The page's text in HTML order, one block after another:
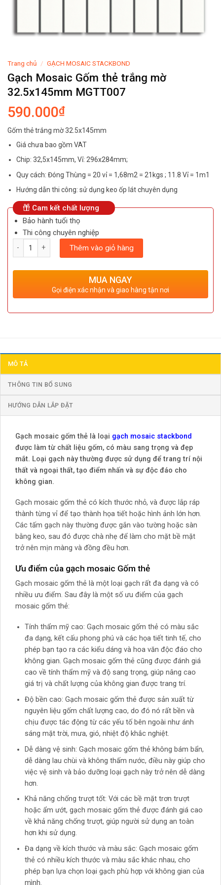
Trang chủ / GẠCH MOSAIC STACKBOND
Gạch Mosaic Gốm thẻ trắng mờ
32.5x145mm MGTT007
590.000₫
Gốm thẻ trắng mờ 32.5x145mm
Giá chưa bao gồm VAT
Chip: 32,5x145mm, Vỉ: 296x284mm;
Quy cách: Đóng Thùng = 20 vỉ = 1,68m2 = 21kgs ; 11.8 Vỉ = 1m1
Hướng dẫn thi công: sử dụng keo ốp lát chuyên dụng
Cam kết chất lượng
Bảo hành tuổi thọ
Thi công chuyên nghiệp
Thêm vào giỏ hàng
MUA NGAY
Gọi điện xác nhận và giao hàng tận nơi
MÔ TẢ
THÔNG TIN BỔ SUNG
HƯỚNG DẪN LẮP ĐẶT
Gạch mosaic gốm thẻ là loại gạch mosaic stackbond
được làm từ chất liệu gốm, có màu sang trọng và đẹp
mắt. Loại gạch này thường được sử dụng để trang trí nội
thất và ngoại thất, tạo điểm nhấn và sự độc đáo cho
không gian.
Gạch mosaic gốm thẻ có kích thước nhỏ, và được lắp ráp
thành từng vỉ để tạo thành họa tiết hoặc hình ảnh lớn hơn.
Các tấm gạch này thường được gắn vào tường hoặc sàn
bằng keo, sau đó được chà nhẹ để làm cho mặt bề mặt
trở nên mịn màng và đồng đều hơn.
Ưu điểm của gạch mosaic Gốm thẻ
Gạch mosaic gốm thẻ là một loại gạch rất đa dạng và có
nhiều ưu điểm. Sau đây là một số ưu điểm của gạch
mosaic gốm thẻ:
Tính thẩm mỹ cao: Gạch mosaic gốm thẻ có màu sắc
đa dạng, kết cấu phong phú và các họa tiết tinh tế, cho
phép bạn tạo ra các kiểu dáng và hoa văn độc đáo cho
không gian. Gạch mosaic gốm thẻ cũng được đánh giá
cao về tính thẩm mỹ và độ sang trọng, giúp nâng cao
giá trị và chất lượng của không gian được trang trí.
Độ bền cao: Gạch mosaic gốm thẻ được sản xuất từ
nguyên liệu gốm chất lượng cao, do đó nó rất bền và
chịu được tác động từ các yếu tố bên ngoài như ánh
sáng mặt trời, mưa, gió, nhiệt độ khắc nghiệt.
Dễ dàng vệ sinh: Gạch mosaic gốm thẻ không bám bẩn,
dễ dàng lau chùi và không thấm nước, điều này giúp cho
việc vệ sinh và bảo dưỡng loại gạch này trở nên dễ dàng
hơn.
Khả năng chống trượt tốt: Với các bề mặt trơn trượt
hoặc ẩm ướt, gạch mosaic gốm thẻ được đánh giá cao
về khả năng chống trượt, giúp người sử dụng an toàn
hơn khi sử dụng.
Đa dạng về kích thước và màu sắc: Gạch mosaic gốm
thẻ có nhiều kích thước và màu sắc khác nhau, cho
phép bạn lựa chọn loại gạch phù hợp với không gian của
mình.